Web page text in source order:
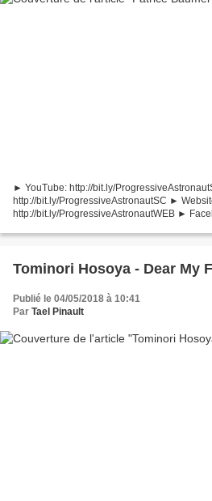
► YouTube: http://bit.ly/
http://bit.ly/ProgressiveAstronautSC ►
http://bit.ly/ProgressiveAstronautWEB ►
http://bit.ly/ProgressiveAstronautTW...
Tominori Hosoya - Dear My
Publié le 04/05/2018 à 10:41
Par Tael Pinault